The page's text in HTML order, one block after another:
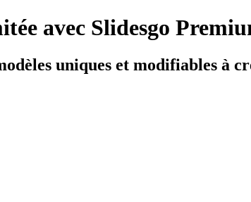
avec Slidesgo
uniques et modifiables à